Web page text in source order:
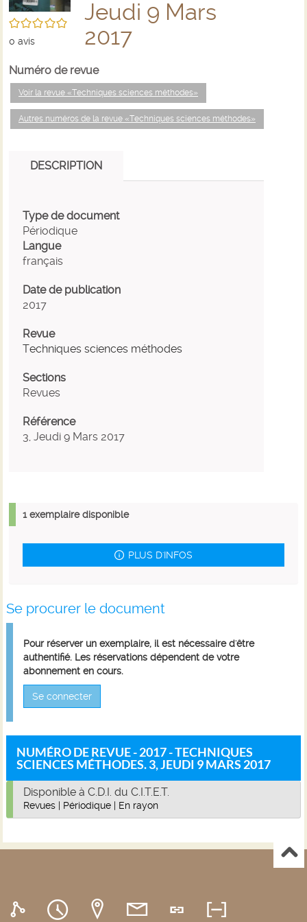
/5
0 avis
Jeudi 9 Mars
2017
Numéro de revue
Voir la revue «Techniques sciences méthodes»
Autres numéros de la revue «Techniques sciences méthodes»
DESCRIPTION
Type de document
Périodique
Langue
français
Date de publication
2017
Revue
Techniques sciences méthodes
Sections
Revues
Référence
3, Jeudi 9 Mars 2017
1 exemplaire disponible
PLUS D'INFOS
Se procurer le document
Pour réserver un exemplaire, il est nécessaire d'être
authentifié. Les réservations dépendent de votre
abonnement en cours.
Se connecter
NUMÉRO DE REVUE - 2017 - TECHNIQUES
SCIENCES MÉTHODES. 3, JEUDI 9 MARS 2017
Disponible à C.D.I. du C.I.T.E.T.
Revues | Périodique | En rayon